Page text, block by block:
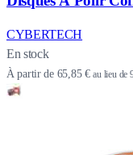
CYBERTECH
En stock
À partir de 65,85 € au lieu de